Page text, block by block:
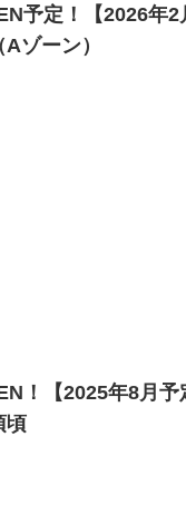
予定！【2026年
ゾーン）
！【2025年8月
頃